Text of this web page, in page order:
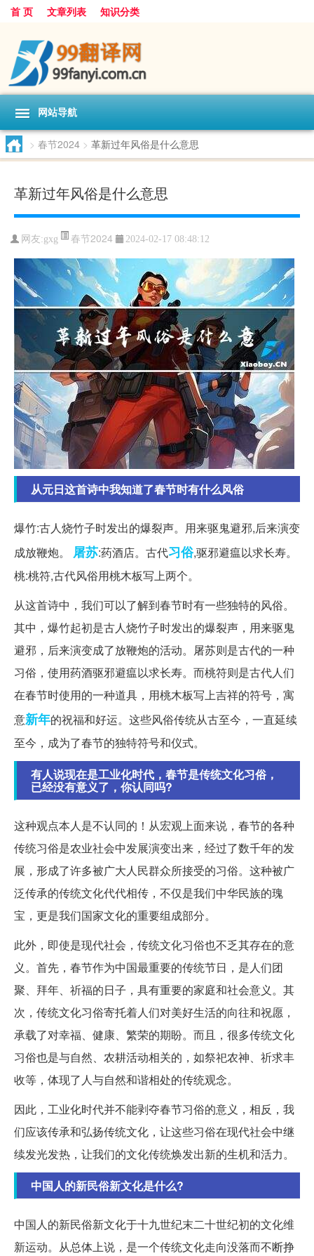
首 页 文章列表 知识分类
网站导航
> 春节2024 > 革新过年风俗是什么意思
革新过年风俗是什么意思
网友:gxg 春节2024 2024-02-17 08:48:12
从元日这首诗中我知道了春节时有什么风俗
爆竹:古人烧竹子时发出的爆裂声。用来驱鬼避邪,后来演变
成放鞭炮。 屠苏:药酒店。古代习俗,驱邪避瘟以求长寿。
桃:桃符,古代风俗用桃木板写上两个。
从这首诗中，我们可以了解到春节时有一些独特的风俗。
其中，爆竹起初是古人烧竹子时发出的爆裂声，用来驱鬼
避邪，后来演变成了放鞭炮的活动。屠苏则是古代的一种
习俗，使用药酒驱邪避瘟以求长寿。而桃符则是古代人们
在春节时使用的一种道具，用桃木板写上吉祥的符号，寓
意新年的祝福和好运。这些风俗传统从古至今，一直延续
至今，成为了春节的独特符号和仪式。
有人说现在是工业化时代，春节是传统文化习俗，
已经没有意义了，你认同吗?
这种观点本人是不认同的！从宏观上面来说，春节的各种
传统习俗是农业社会中发展演变出来，经过了数千年的发
展，形成了许多被广大人民群众所接受的习俗。这种被广
泛传承的传统文化代代相传，不仅是我们中华民族的瑰
宝，更是我们国家文化的重要组成部分。
此外，即使是现代社会，传统文化习俗也不乏其存在的意
义。首先，春节作为中国最重要的传统节日，是人们团
聚、拜年、祈福的日子，具有重要的家庭和社会意义。其
次，传统文化习俗寄托着人们对美好生活的向往和祝愿，
承载了对幸福、健康、繁荣的期盼。而且，很多传统文化
习俗也是与自然、农耕活动相关的，如祭祀农神、祈求丰
收等，体现了人与自然和谐相处的传统观念。
因此，工业化时代并不能剥夺春节习俗的意义，相反，我
们应该传承和弘扬传统文化，让这些习俗在现代社会中继
续发光发热，让我们的文化传统焕发出新的生机和活力。
中国人的新民俗新文化是什么?
中国人的新民俗新文化于十九世纪末二十世纪初的文化维
新运动。从总体上说，是一个传统文化走向没落而不断挣